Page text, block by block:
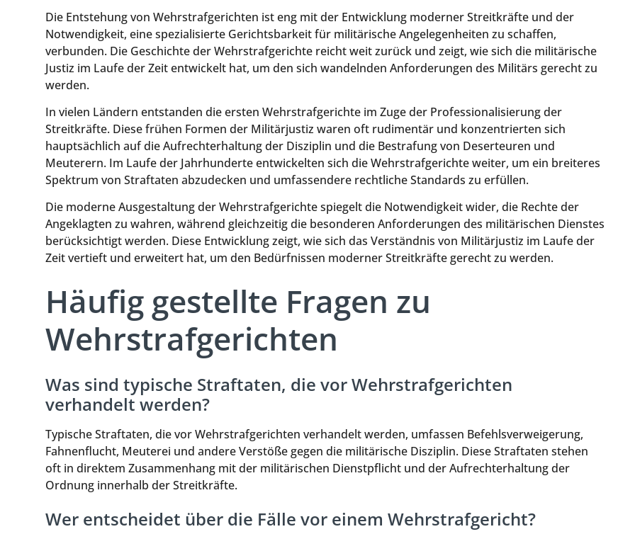
Die Entstehung von Wehrstrafgerichten ist eng mit der Entwicklung moderner Streitkräfte und der
Notwendigkeit, eine spezialisierte Gerichtsbarkeit für militärische Angelegenheiten zu schaffen,
verbunden. Die Geschichte der Wehrstrafgerichte reicht weit zurück und zeigt, wie sich die militärische
Justiz im Laufe der Zeit entwickelt hat, um den sich wandelnden Anforderungen des Militärs gerecht zu
werden.
In vielen Ländern entstanden die ersten Wehrstrafgerichte im Zuge der Professionalisierung der
Streitkräfte. Diese frühen Formen der Militärjustiz waren oft rudimentär und konzentrierten sich
hauptsächlich auf die Aufrechterhaltung der Disziplin und die Bestrafung von Deserteuren und
Meuterern. Im Laufe der Jahrhunderte entwickelten sich die Wehrstrafgerichte weiter, um ein breiteres
Spektrum von Straftaten abzudecken und umfassendere rechtliche Standards zu erfüllen.
Die moderne Ausgestaltung der Wehrstrafgerichte spiegelt die Notwendigkeit wider, die Rechte der
Angeklagten zu wahren, während gleichzeitig die besonderen Anforderungen des militärischen Dienstes
berücksichtigt werden. Diese Entwicklung zeigt, wie sich das Verständnis von Militärjustiz im Laufe der
Zeit vertieft und erweitert hat, um den Bedürfnissen moderner Streitkräfte gerecht zu werden.
Häufig gestellte Fragen zu
Wehrstrafgerichten
Was sind typische Straftaten, die vor Wehrstrafgerichten
verhandelt werden?
Typische Straftaten, die vor Wehrstrafgerichten verhandelt werden, umfassen Befehlsverweigerung,
Fahnenflucht, Meuterei und andere Verstöße gegen die militärische Disziplin. Diese Straftaten stehen
oft in direktem Zusammenhang mit der militärischen Dienstpflicht und der Aufrechterhaltung der
Ordnung innerhalb der Streitkräfte.
Wer entscheidet über die Fälle vor einem Wehrstrafgericht?